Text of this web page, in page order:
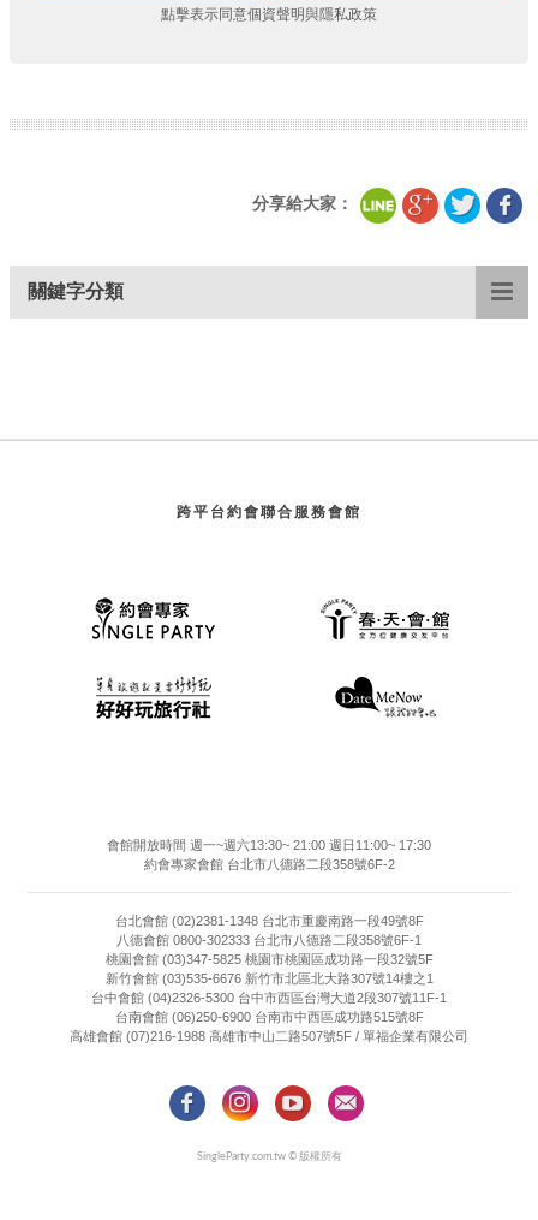
點擊表示同意個資聲明與隱私政策
分享給大家：
關鍵字分類
跨平台約會聯合服務會館
會館開放時間 週一~週六13:30~ 21:00 週日11:00~ 17:30
約會專家會館 台北市八德路二段358號6F-2
台北會館 (02)2381-1348 台北市重慶南路一段49號8F
八德會館 0800-302333 台北市八德路二段358號6F-1
桃園會館 (03)347-5825 桃園市桃園區成功路一段32號5F
新竹會館 (03)535-6676 新竹市北區北大路307號14樓之1
台中會館 (04)2326-5300 台中市西區台灣大道2段307號11F-1
台南會館 (06)250-6900 台南市中西區成功路515號8F
高雄會館 (07)216-1988 高雄市中山二路507號5F / 單福企業有限公司
SingleParty.com.tw © 版權所有